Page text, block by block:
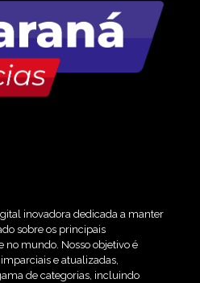
inovadora dedicada a manter
sobre os principais
no mundo. Nosso objetivo é
e atualizadas,
de categorias, incluindo